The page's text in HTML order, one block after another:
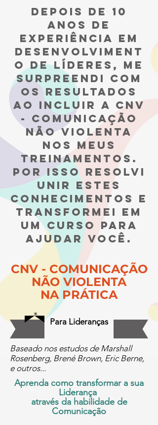
depois de 10
anos de
experiência em
desenvolviment
o de líderes, me
surpreendi com
os resultados
ao incluir a cnv
- comunicação
não violenta
nos meus
treinamentos.
por isso resolvi
unir estes
conhecimentos e
TRANSFORMEI EM
UM curso para
ajudar vocÊ.
CNV - COMUNICAÇÃO
NÃO VIOLENTA
NA PRÁTICA
Para Lideranças
Baseado nos estudos de Marshall
Rosenberg, Brené Brown, Eric Berne,
e outros...
Aprenda como transformar a sua
Liderança
através da habilidade de
Comunicação